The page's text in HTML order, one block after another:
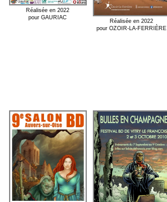
Réalisée en 2022
pour GAURIAC
Réalisée en 2022
pour OZOIR-LA-FERRIÈRE